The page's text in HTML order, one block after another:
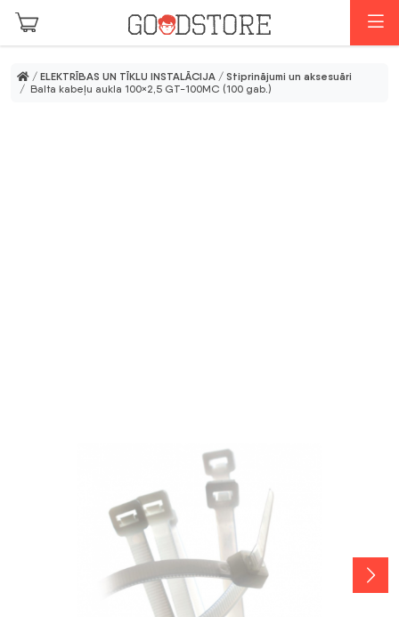
Skip to main content
/ ELEKTRĪBAS UN TĪKLU INSTALĀCIJA / Stiprinājumi un aksesuāri
/ Balta kabeļu aukla 100×2,5 GT-100MC (100 gab.)